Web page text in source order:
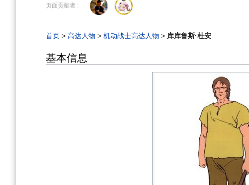
到
到
页面贡献者 :
首页 > 高达人物 > 机动战士高达人物 > 库库鲁斯·杜安
基本信息